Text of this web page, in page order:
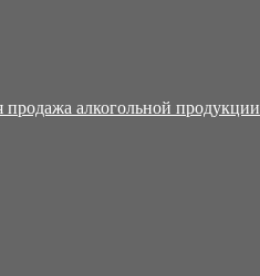
алкогольной продукции